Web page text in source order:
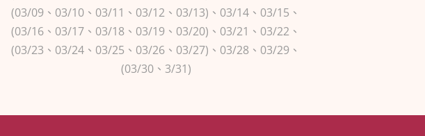
(03/09、03/10、03/11、03/12、03/13)、03/14、03/15、
(03/16、03/17、03/18、03/19、03/20)、03/21、03/22、
(03/23、03/24、03/25、03/26、03/27)、03/28、03/29、
(03/30、3/31)